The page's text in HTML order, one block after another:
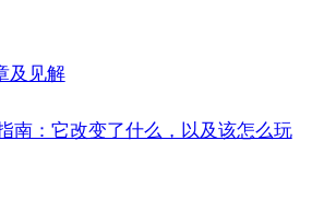
及见解
南：它改变了什么，以及该怎么玩